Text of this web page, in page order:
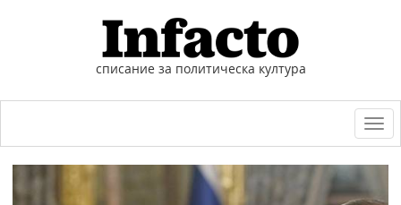
списание за политическа култура